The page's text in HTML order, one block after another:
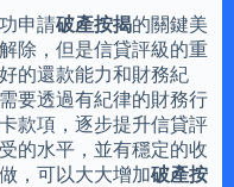
申請破產按揭的關鍵美
除，但是信貸評級的重
的還款能力和財務紀
要透過有紀律的財務行
款項，逐步提升信貸評
的水平，並有穩定的收
，可以大大增加破產按